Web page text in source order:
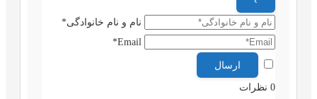
نام و نام خانوادگی*
Email*
0 نظرات